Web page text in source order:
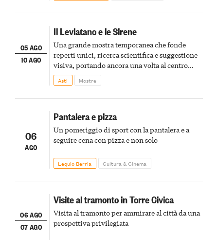
05 AGO
10 AGO
Il Leviatano e le Sirene
Una grande mostra temporanea che fonde
reperti unici, ricerca scientifica e suggestione
visiva, portando ancora una volta al centro
della scena le meraviglie del passato astigiano
Asti Mostre
06
AGO
Pantalera e pizza
Un pomeriggio di sport con la pantalera e a
seguire cena con pizza e non solo
Lequio Berria Cultura & Cinema
06 AGO
07 AGO
Visite al tramonto in Torre Civica
Visita al tramonto per ammirare al città da una
prospettiva privilegiata